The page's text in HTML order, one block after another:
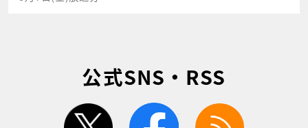
公式SNS・RSS
twitter facebook